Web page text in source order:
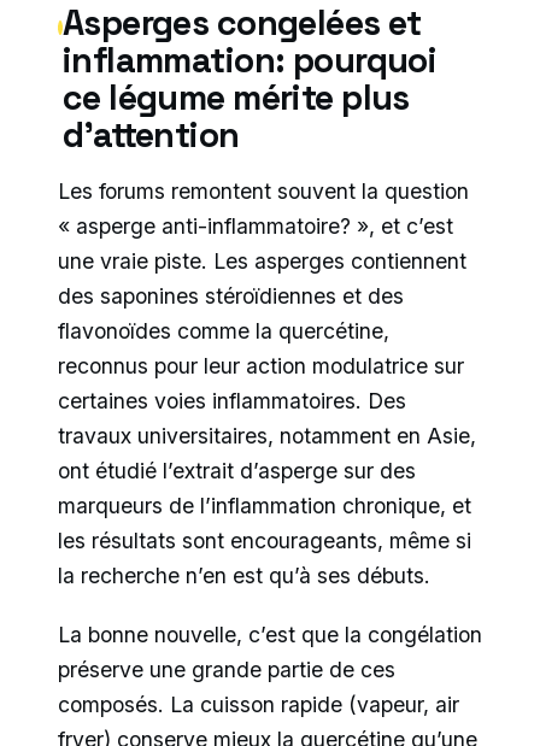
Asperges congelées et
inflammation: pourquoi
ce légume mérite plus
d’attention
Les forums remontent souvent la question
« asperge anti-inflammatoire? », et c’est
une vraie piste. Les asperges contiennent
des saponines stéroïdiennes et des
flavonoïdes comme la quercétine,
reconnus pour leur action modulatrice sur
certaines voies inflammatoires. Des
travaux universitaires, notamment en Asie,
ont étudié l’extrait d’asperge sur des
marqueurs de l’inflammation chronique, et
les résultats sont encourageants, même si
la recherche n’en est qu’à ses débuts.
La bonne nouvelle, c’est que la congélation
préserve une grande partie de ces
composés. La cuisson rapide (vapeur, air
fryer) conserve mieux la quercétine qu’une